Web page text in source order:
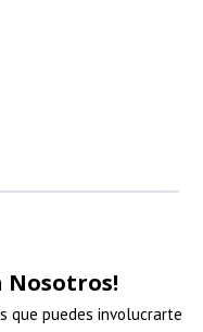
Nosotros!
que puedes involucrarte